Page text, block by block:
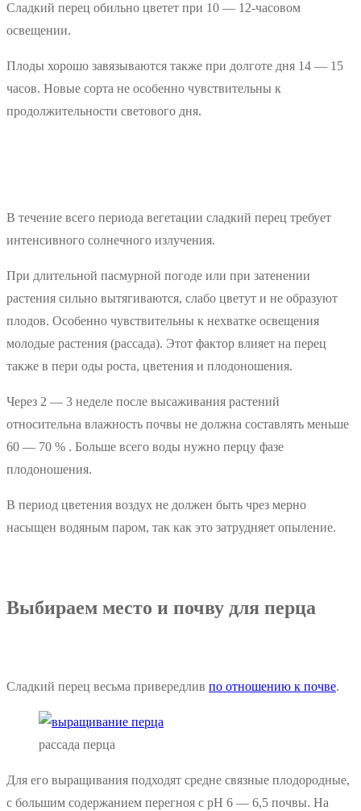
Сладкий перец обильно цветет при 10 — 12-часовом
освещении.
Плоды хорошо завязываются также при долготе дня 14 — 15
часов. Новые сорта не особенно чувствительны к
продолжительности светового дня.
В течение всего периода вегетации сладкий перец требует
интенсивного солнечного излучения.
При длительной пасмурной погоде или при затенении
растения сильно вытягиваются, слабо цветут и не образуют
плодов. Особенно чувствительны к нехватке освещения
молодые растения (рассада). Этот фактор влияет на перец
также в пери оды роста, цветения и плодоношения.
Через 2 — 3 неделе после высаживания растений
относительна влажность почвы не должна составлять меньше
60 — 70 % . Больше всего воды нужно перцу фазе
плодоношения.
В период цветения воздух не должен быть чрез мерно
насыщен водяным паром, так как это затрудняет опыление.
Выбираем место и почву для перца
Сладкий перец весьма привередлив по отношению к почве.
рассада перца
Для его выращивания подходят средне связные плодородные,
с большим содержанием перегноя с рН 6 — 6,5 почвы. На